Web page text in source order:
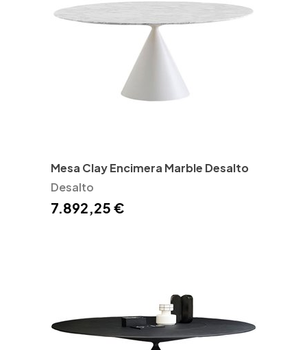
Mesa Clay Encimera Marble Desalto
Desalto
7.892,25 €